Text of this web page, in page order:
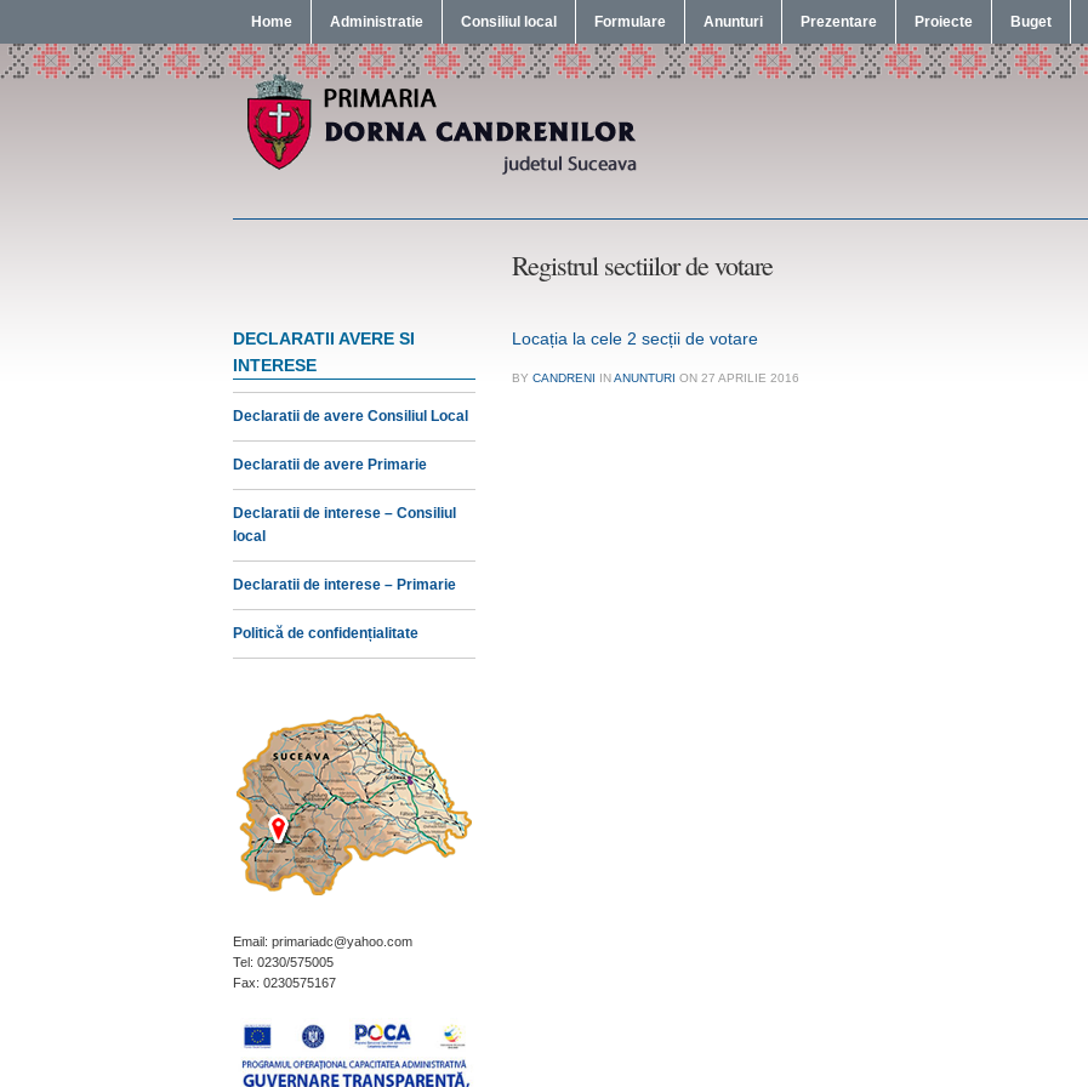
Home Administratie Consiliul local Formulare Anunturi Prezentare Proiecte Buget
Registrul sectiilor de votare
DECLARATII AVERE SI
INTERESE
Declaratii de avere Consiliul Local
Declaratii de avere Primarie
Declaratii de interese – Consiliul
local
Declaratii de interese – Primarie
Politică de confidențialitate
Email: primariadc@yahoo.com
Tel: 0230/575005
Fax: 0230575167
Locația la cele 2 secții de votare
BY CANDRENI INANUNTURI ON 27 APRILIE 2016